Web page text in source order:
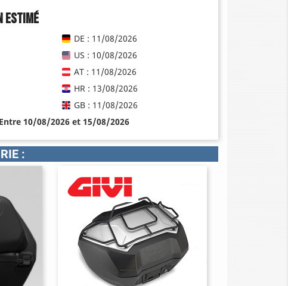
estimé
DE : 11/08/2026
US : 10/08/2026
AT : 11/08/2026
HR : 13/08/2026
GB : 11/08/2026
10/08/2026 et 15/08/2026
: